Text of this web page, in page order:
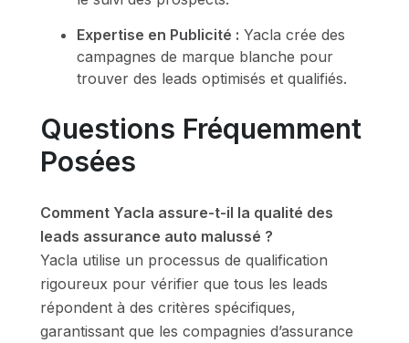
Expertise en Publicité : Yacla crée des
campagnes de marque blanche pour
trouver des leads optimisés et qualifiés.
Questions Fréquemment
Posées
Comment Yacla assure-t-il la qualité des
leads assurance auto malussé ?
Yacla utilise un processus de qualification
rigoureux pour vérifier que tous les leads
répondent à des critères spécifiques,
garantissant que les compagnies d’assurance